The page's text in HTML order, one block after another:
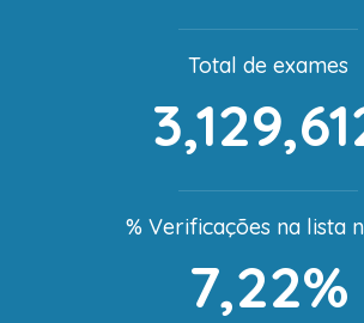
Total de exames
% Verificações na lista
7,22%